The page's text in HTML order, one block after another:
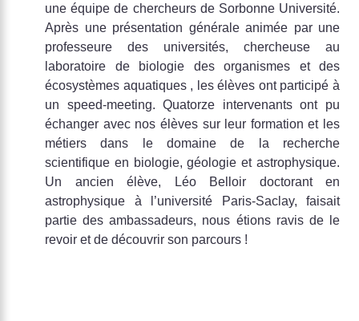
une équipe de chercheurs de Sorbonne Université.
Après une présentation générale animée par une
professeure des universités, chercheuse au
laboratoire de biologie des organismes et des
écosystèmes aquatiques , les élèves ont participé à
un speed-meeting. Quatorze intervenants ont pu
échanger avec nos élèves sur leur formation et les
métiers dans le domaine de la recherche
scientifique en biologie, géologie et astrophysique.
Un ancien élève, Léo Belloir doctorant en
astrophysique à l’université Paris-Saclay, faisait
partie des ambassadeurs, nous étions ravis de le
revoir et de découvrir son parcours !